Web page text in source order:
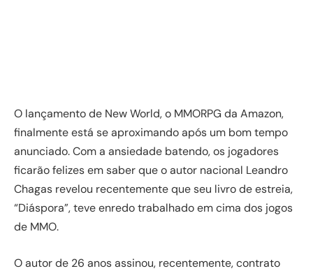
O lançamento de New World, o MMORPG da Amazon,
finalmente está se aproximando após um bom tempo
anunciado. Com a ansiedade batendo, os jogadores
ficarão felizes em saber que o autor nacional Leandro
Chagas revelou recentemente que seu livro de estreia,
“Diáspora”, teve enredo trabalhado em cima dos jogos
de MMO.
O autor de 26 anos assinou, recentemente, contrato